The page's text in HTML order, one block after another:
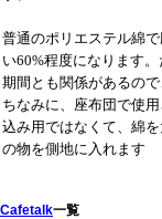
普通のポリエステル綿
い60%程度になります
期間とも関係があるの
ちなみに、座布団で使
込み用ではなくて、綿
の物を側地に入れます
Cafetalk一覧